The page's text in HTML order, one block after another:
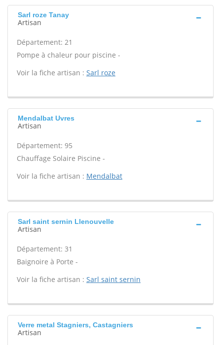
Sarl roze Tanay
Artisan
Département: 21
Pompe à chaleur pour piscine -
Voir la fiche artisan : Sarl roze
Mendalbat Uvres
Artisan
Département: 95
Chauffage Solaire Piscine -
Voir la fiche artisan : Mendalbat
Sarl saint sernin Llenouvelle
Artisan
Département: 31
Baignoire à Porte -
Voir la fiche artisan : Sarl saint sernin
Verre metal Stagniers, Castagniers
Artisan